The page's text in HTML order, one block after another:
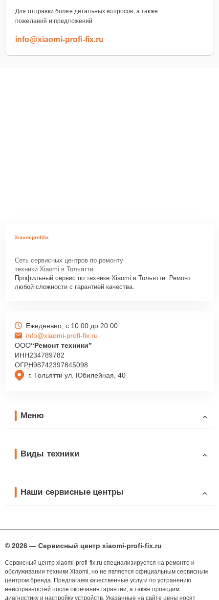
Для отправки более детальных вопросов, а также
пожеланий и предложений
info@xiaomi-profi-fix.ru
Xiaomiprofifix
Сеть сервисных центров по ремонту
техники Xiaomi в Тольятти.
Профильный сервис по технике Xiaomi в Тольятти. Ремонт
любой сложности с гарантией качества.
г. Тольятти ул. Юбилейная, 40
Ежедневно, с 10:00 до 20:00
info@xiaomi-profi-fix.ru
ООО“Ремонт техники”
ИНН234789782
ОГРН98742397845098
Меню
Виды техники
Наши сервисные центры
© 2026 — Сервисный центр xiaomi-profi-fix.ru
Сервисный центр xiaomi-profi-fix.ru специализируется на ремонте и
обслуживании техники Xiaomi, но не является официальным сервисным
центром бренда. Предлагаем качественные услуги по устранению
неисправностей после окончания гарантии, а также проводим
диагностику и настройку устройств. Указанные на сайте цены носят